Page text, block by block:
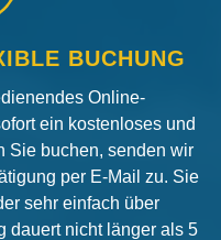
BUCHUNG
Online-
ein kostenloses und
Sie buchen, senden wir
per E-Mail zu. Sie
sehr einfach über
dauert nicht länger als 5